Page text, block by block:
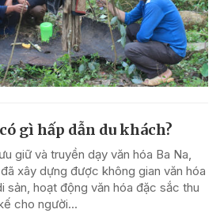
gì hấp dẫn du khách?
giữ và truyền dạy văn hóa Ba Na,
xây dựng được không gian văn hóa
sản, hoạt động văn hóa đặc sắc thu
cho người...